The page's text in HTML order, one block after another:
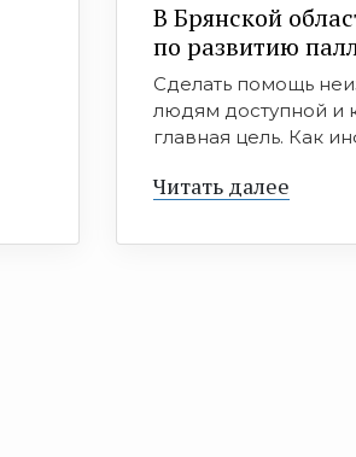
В Брянской
по развитию
Сделать помощь
людям доступной и
главная цель. Как
Читать далее